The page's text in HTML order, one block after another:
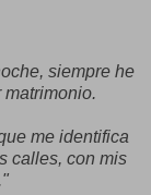
siempre he
me identifica
calles, con mis